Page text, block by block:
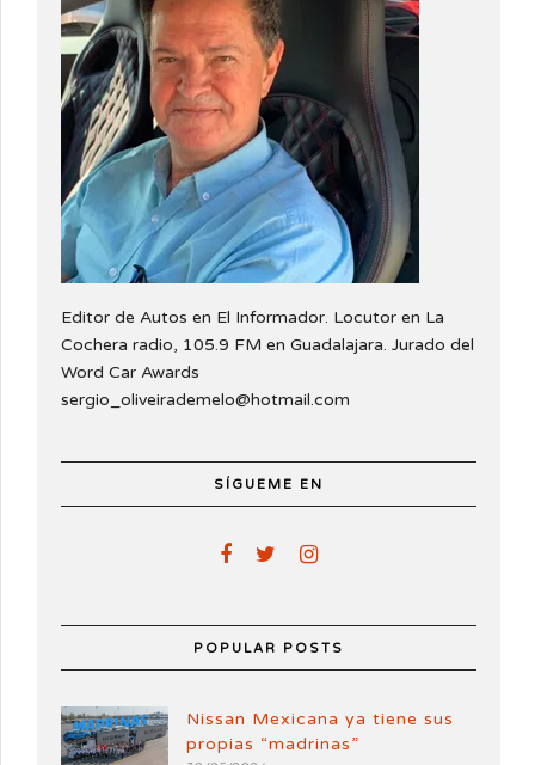
Editor de Autos en El Informador. Locutor en La
Cochera radio, 105.9 FM en Guadalajara. Jurado del
Word Car Awards
sergio_oliveirademelo@hotmail.com
SÍGUEME EN
POPULAR POSTS
Nissan Mexicana ya tiene sus
propias “madrinas”